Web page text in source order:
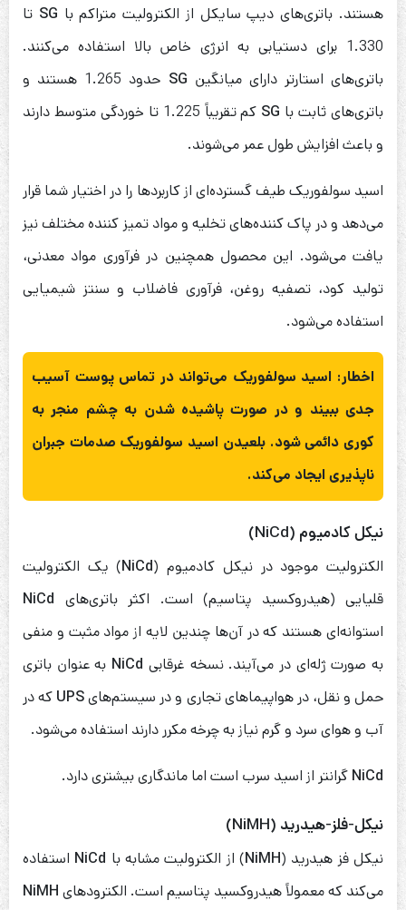
هستند. باتری‌های دیپ سایکل از الکترولیت متراکم با SG تا
1.330 برای دستیابی به انرژی خاص بالا استفاده می‌کنند.
باتری‌های استارتر دارای میانگین SG
حدود 1.265 هستند و
باتری‌های ثابت با SG
کم تقریباً 1.225 تا خوردگی متوسط ​​دارند
و باعث افزایش طول عمر می‌شوند.
اسید سولفوریک طیف گسترده‌ای از کاربردها را در اختیار شما قرار
می‌دهد و در پاک کننده‌های تخلیه و مواد تمیز کننده مختلف نیز
یافت می‌شود. این محصول همچنین در فرآوری مواد معدنی،
تولید کود، تصفیه روغن، فرآوری فاضلاب و سنتز شیمیایی
استفاده می‌شود.
اخطار: اسید سولفوریک می‌تواند در تماس پوست آسیب
جدی ببیند و در صورت پاشیده شدن به چشم منجر به
کوری دائمی شود. بلعیدن اسید سولفوریک صدمات جبران
ناپذیری ایجاد می‌کند.
نیکل کادمیوم (NiCd)
الکترولیت موجود در نیکل کادمیوم (NiCd) یک الکترولیت
قلیایی (هیدروکسید پتاسیم) است. اکثر باتری‌های NiCd
استوانه‌ای هستند که در آن‌ها چندین لایه از مواد مثبت و منفی
به صورت ژله‌ای در می‌آیند. نسخه غرقابی NiCd به عنوان باتری
حمل و نقل، در هواپیماهای تجاری و در سیستم‌هایUPS که در
آب و هوای سرد و گرم نیاز به چرخه مکرر دارند استفاده می‌شود.
NiCd گرانتر از اسید سرب است اما ماندگاری بیشتری دارد.
نیکل-فلز-هیدرید (NiMH)
نیکل فز هیدرید (NiMH) از الکترولیت مشابه با NiCd استفاده
می‌کند که معمولاً هیدروکسید پتاسیم است. الکترودهای NiMH